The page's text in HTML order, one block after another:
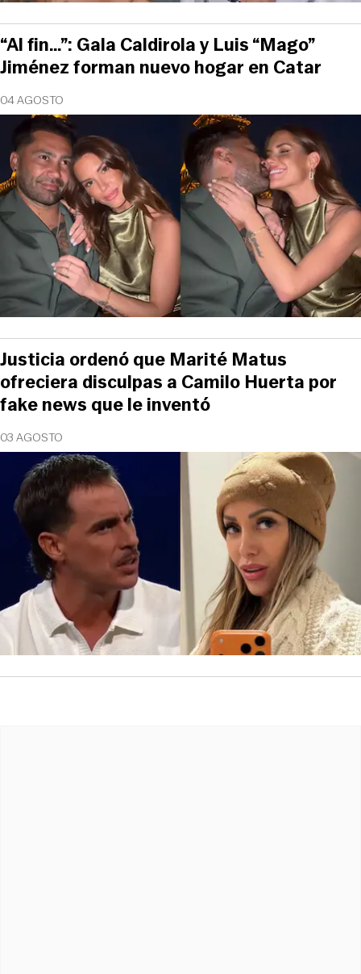
04 AGOSTO
“Al fin…”: Gala Caldirola y Luis “Mago”
Jiménez forman nuevo hogar en Catar
03 AGOSTO
Justicia ordenó que Marité Matus
ofreciera disculpas a Camilo Huerta por
fake news que le inventó